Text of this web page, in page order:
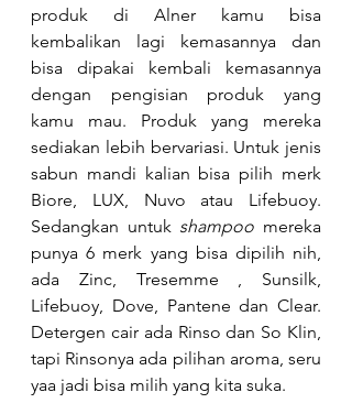
produk di Alner kamu bisa
kembalikan lagi kemasannya dan
bisa dipakai kembali kemasannya
dengan pengisian produk yang
kamu mau. Produk yang mereka
sediakan lebih bervariasi. Untuk jenis
sabun mandi kalian bisa pilih merk
Biore, LUX, Nuvo atau Lifebuoy.
Sedangkan untuk shampoo mereka
punya 6 merk yang bisa dipilih nih,
ada Zinc, Tresemme , Sunsilk,
Lifebuoy, Dove, Pantene dan Clear.
Detergen cair ada Rinso dan So Klin,
tapi Rinsonya ada pilihan aroma, seru
yaa jadi bisa milih yang kita suka.